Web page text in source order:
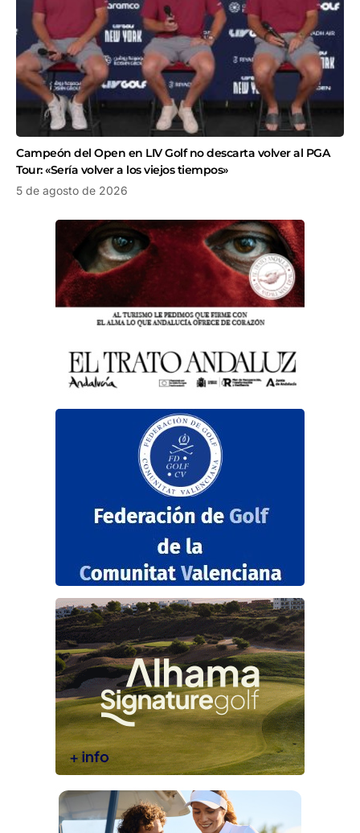
Campeón del Open en LIV Golf no descarta volver al PGA
Tour: «Sería volver a los viejos tiempos»
5 de agosto de 2026